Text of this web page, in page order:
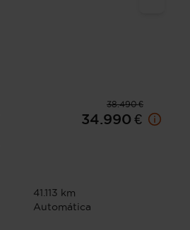
38.490 €
34.990 €
41.113 km
Automática